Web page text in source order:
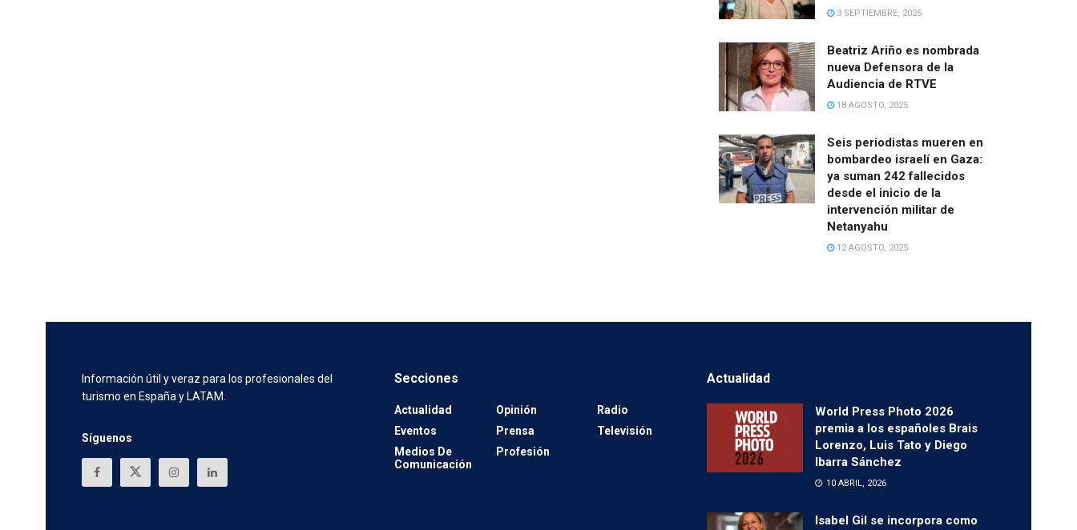
3 SEPTIEMBRE, 2025
Beatriz Ariño es nombrada
nueva Defensora de la
Audiencia de RTVE
18 AGOSTO, 2025
Seis periodistas mueren en
bombardeo israelí en Gaza:
ya suman 242 fallecidos
desde el inicio de la
intervención militar de
Netanyahu
12 AGOSTO, 2025
Información útil y veraz para los profesionales del
turismo en España y LATAM.
Síguenos
Secciones
Actualidad
Eventos
Medios De
Comunicación
Opinión
Prensa
Profesión
Radio
Televisión
Actualidad
World Press Photo 2026
premia a los españoles Brais
Lorenzo, Luis Tato y Diego
Ibarra Sánchez
10 ABRIL, 2026
Isabel Gil se incorpora como